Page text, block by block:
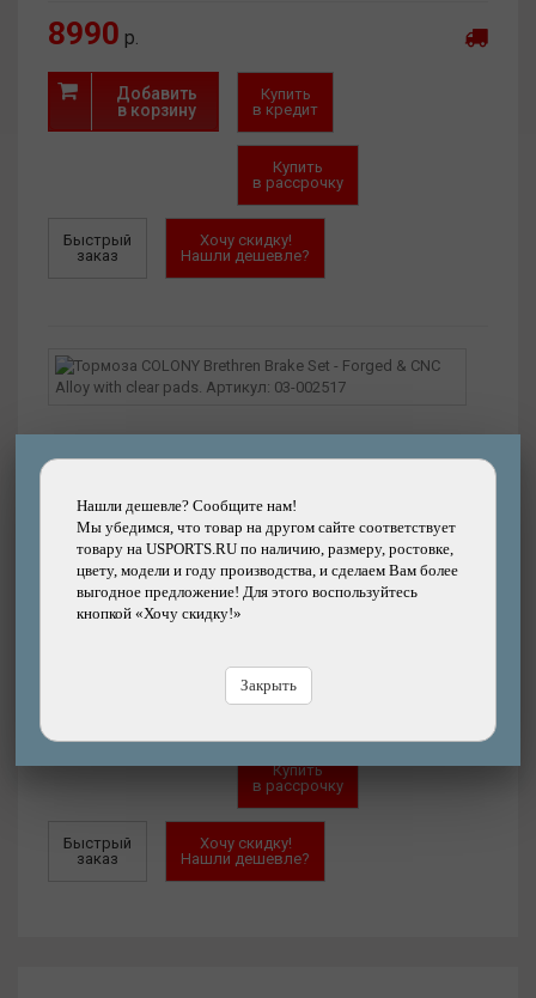
Нашли дешевле? Сообщите нам!
Мы убедимся, что товар на другом сайте соответствует
товару на USPORTS.RU по наличию, размеру, ростовке,
цвету, модели и году производства, и сделаем Вам более
выгодное предложение! Для этого воспользуйтесь
кнопкой «Хочу скидку!»
Закрыть
8990 р.
Добавить
в корзину
Купить
в кредит
Купить
в рассрочку
Быстрый
заказ
Хочу скидку!
Нашли дешевле?
Артикул: 03-002517
Цвет:Золотой
Купить
Купить
в рассрочку
Быстрый
заказ
Хочу скидку!
Нашли дешевле?